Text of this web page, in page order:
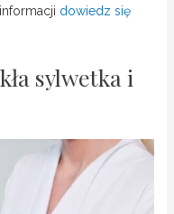
dowiedz się
sylwetka i